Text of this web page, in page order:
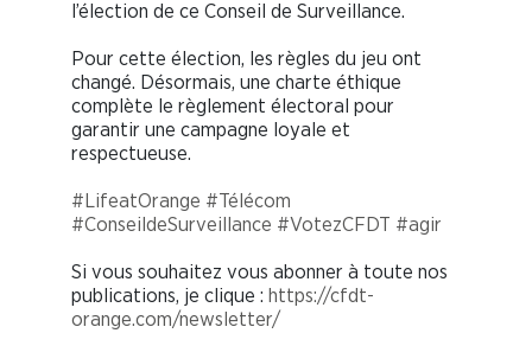
l’élection de ce Conseil de Surveillance.
Pour cette élection, les règles du jeu ont
changé. Désormais, une charte éthique
complète le règlement électoral pour
garantir une campagne loyale et
respectueuse.
#LifeatOrange #Télécom
#ConseildeSurveillance #VotezCFDT #agir
Si vous souhaitez vous abonner à toute nos
publications, je clique : https://cfdt-
orange.com/newsletter/